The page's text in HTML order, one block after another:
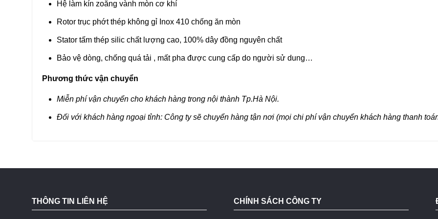
Hệ làm kín zoăng vành mòn cơ khí
Rotor trục phớt thép không gỉ Inox 410 chống ăn mòn
Stator tấm thép silic chất lượng cao, 100% dây đồng nguyên chất
Bảo vệ dòng, chống quá tải , mất pha được cung cấp do người sử dung…
Phương thức vận chuyển
Miễn phí vận chuyển cho khách hàng trong nội thành Tp.Hà Nội.
Đối với khách hàng ngoại tỉnh: Công ty sẽ chuyển hàng tận nơi (mọi chi phí vận chuyển khách hàng thanh
THÔNG TIN LIÊN HỆ CHÍNH SÁCH CÔNG TY